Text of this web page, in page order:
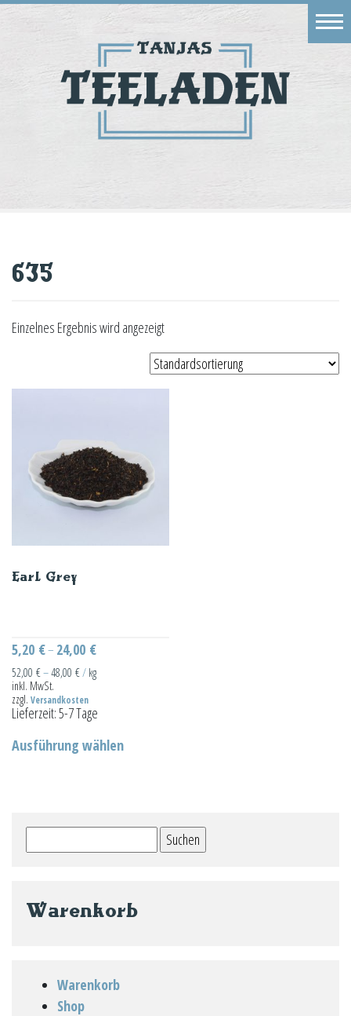
635
Einzelnes Ergebnis wird angezeigt
Earl Grey
5,20 €– 24,00 €
52,00 €–48,00 €/ kg
inkl. MwSt.
zzgl. Versandkosten
Lieferzeit:5-7 Tage
Ausführung wählenProdukt
Die
können
auf
nach:
Warenkorb
Warenkorb
Shop
Geschäft